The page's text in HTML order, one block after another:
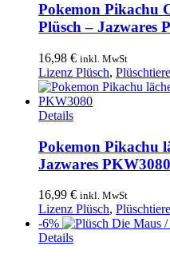
Pokemon Pikachu
Plüsch – Jazwares
16,98 € inkl. MwSt
Lizenz Plüsch, Plüschtiere
Details
Pokemon Pikachu
Jazwares PKW3080
16,99 € inkl. MwSt
Lizenz Plüsch, Plüschtiere
-6%
DetailsDieses